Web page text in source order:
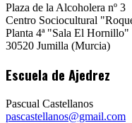
Plaza de la Alcoholera nº 3
Centro Sociocultural
Planta 4ª "Sala El Hornillo"
30520 Jumilla (Murcia)
Escuela de Ajedrez
Pascual Castellanos
pascastellanos@gmail.com